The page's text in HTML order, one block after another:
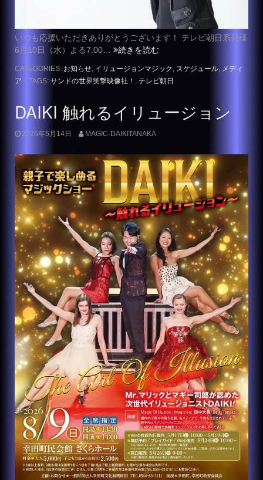
いつも応援いただきありがとうございます！ テレビ朝日系列様
6月10日（水）よる7:00…
続きを読む
CATEGORIES: お知らせ, イリュージョンマジック , スケジュール, メディ
ア
TAGS: サンドの世界笑撃映像社！ , テレビ朝日
DAIKI 触れるイリュージョン
2026年5月14日 MAGIC-DAIKITANAKA